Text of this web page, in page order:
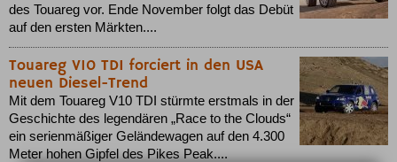
des Touareg vor. Ende November folgt das Debüt
auf den ersten Märkten....
Touareg V10 TDI forciert in den USA
neuen Diesel-Trend
Mit dem Touareg V10 TDI stürmte erstmals in der
Geschichte des legendären „Race to the Clouds“
ein serienmäßiger Geländewagen auf den 4.300
Meter hohen Gipfel des Pikes Peak....